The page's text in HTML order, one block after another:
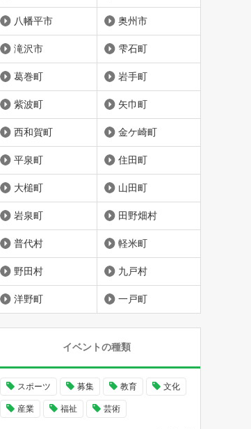
八幡平市 奥州市
滝沢市 雫石町
葛巻町 岩手町
紫波町 矢巾町
西和賀町 金ケ崎町
平泉町 住田町
大槌町 山田町
岩泉町 田野畑村
普代村 軽米町
野田村 九戸村
洋野町 一戸町
イベントの種類
スポーツ 募集 教育 文化
産業 福祉 芸術